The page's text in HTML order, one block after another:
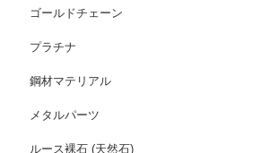
ゴールドチェーン
プラチナ
鋼材マテリアル
メタルパーツ
ルース裸石 (天然石)